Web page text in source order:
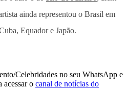
ainda representou o Brasil em
Equador e Japão.
Celebridades no seu WhatsApp e
acessar o canal de notícias do